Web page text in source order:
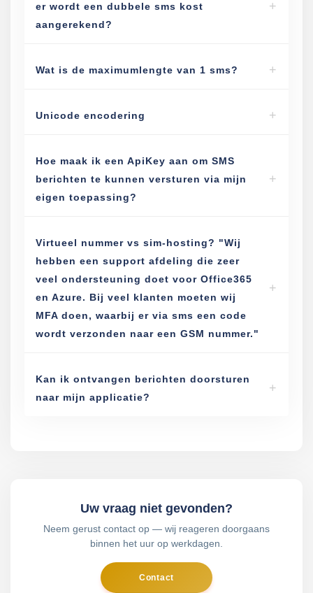
er wordt een dubbele sms kost
aangerekend?
Wat is de maximumlengte van 1 sms?
Unicode encodering
Hoe maak ik een ApiKey aan om SMS
berichten te kunnen versturen via mijn
eigen toepassing?
Virtueel nummer vs sim-hosting? "Wij
hebben een support afdeling die zeer
veel ondersteuning doet voor Office365
en Azure. Bij veel klanten moeten wij
MFA doen, waarbij er via sms een code
wordt verzonden naar een GSM nummer."
Kan ik ontvangen berichten doorsturen
naar mijn applicatie?
Uw vraag niet gevonden?
Neem gerust contact op — wij reageren doorgaans
binnen het uur op werkdagen.
Contact